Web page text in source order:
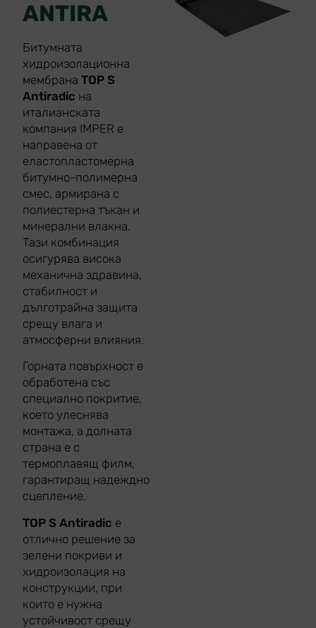
ANTIRA
Битумната
хидроизолационна
мембрана TOP S
Antiradic на
италианската
компания IMPER е
направена от
еластопластомерна
битумно-полимерна
смес, армирана с
полиестерна тъкан и
минерални влакна.
Тази комбинация
осигурява висока
механична здравина,
стабилност и
дълготрайна защита
срещу влага и
атмосферни влияния.
Горната повърхност е
обработена със
специално покритие,
което улеснява
монтажа, а долната
страна е с
термоплавящ филм,
гарантиращ надеждно
сцепление.
TOP S Antiradic е
отлично решение за
зелени покриви и
хидроизолация на
конструкции, при
които е нужна
устойчивост срещу